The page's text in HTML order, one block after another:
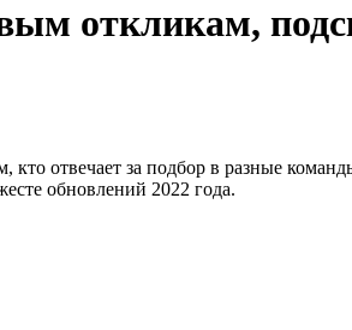
откликам,
отвечает за подбор в разные
обновлений 2022 года.